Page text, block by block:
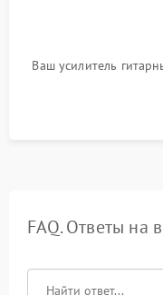
Ваш усилитель
FAQ. Ответы на